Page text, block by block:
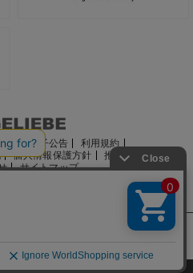
要 電子公告
利用規約
個人情報保護方針
推奨環境
サイトマップ
作物はマルコ株式会社に属します。
CO., LTD.